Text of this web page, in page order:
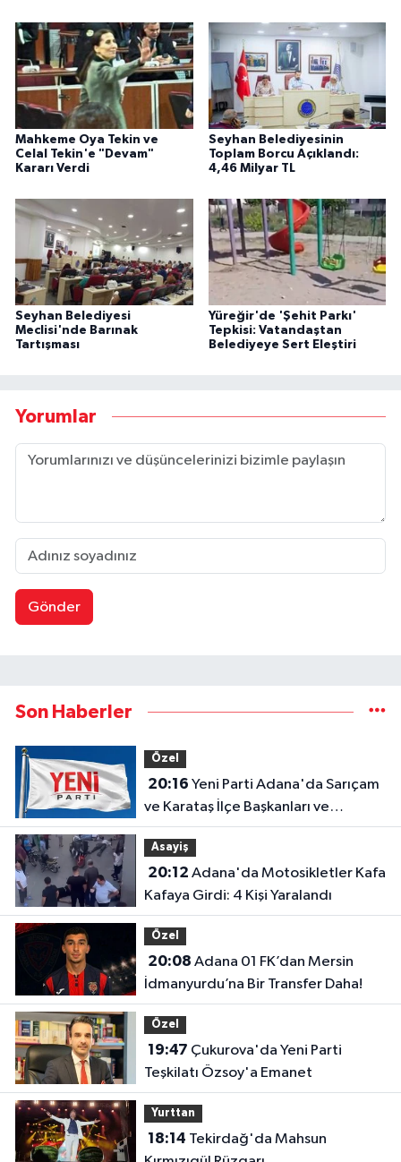
Mahkeme Oya Tekin ve
Celal Tekin'e "Devam"
Kararı Verdi
Seyhan Belediyesinin
Toplam Borcu Açıklandı:
4,46 Milyar TL
Seyhan Belediyesi
Meclisi'nde Barınak
Tartışması
Yüreğir'de 'Şehit Parkı'
Tepkisi: Vatandaştan
Belediyeye Sert Eleştiri
Yorumlar
Gönder
Son Haberler
Özel
20:16
ve Karataş İlçe Başkanları ve
Yönetimleri Belirlendi
Asayiş
20:12
Kafaya Girdi: 4 Kişi Yaralandı
Özel
20:08
İdmanyurdu’na Bir Transfer Daha!
Özel
19:47
Teşkilatı Özsoy'a Emanet
Yurttan
18:14